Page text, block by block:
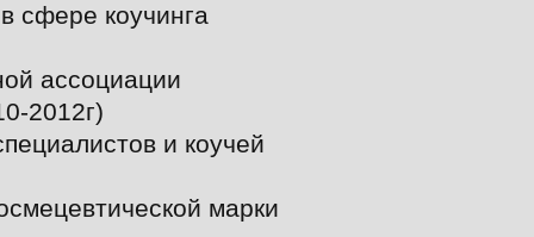
сфере коучинга
ассоциации
2012г)
и коучей
марки